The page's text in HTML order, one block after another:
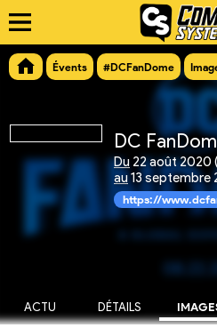
Évents #DCFanDome
DC
Du 22 août 2020
au13 septembre
https://
ACTU DÉTAILS